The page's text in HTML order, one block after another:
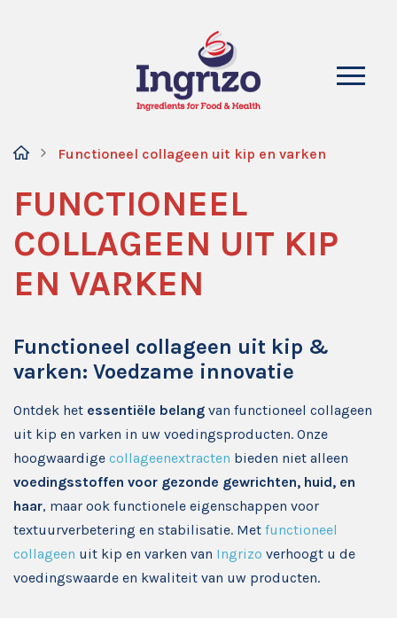
Functioneel collageen uit kip en varken
FUNCTIONEEL
COLLAGEEN UIT KIP
EN VARKEN
Functioneel collageen uit kip &
varken: Voedzame innovatie
Ontdek het essentiële belang van functioneel collageen
uit kip en varken in uw voedingsproducten. Onze
hoogwaardige collageenextracten bieden niet alleen
voedingsstoffen voor gezonde gewrichten, huid, en
haar, maar ook functionele eigenschappen voor
textuurverbetering en stabilisatie. Met functioneel
collageen uit kip en varken van Ingrizo verhoogt u de
voedingswaarde en kwaliteit van uw producten.